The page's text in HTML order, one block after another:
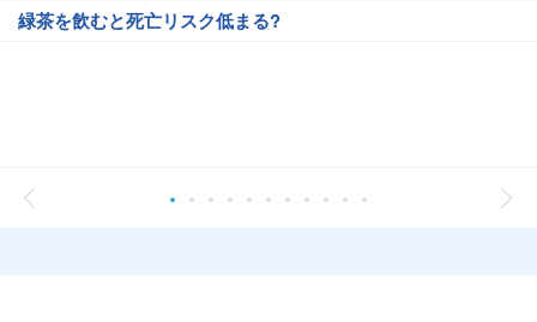
緑茶を飲むと死亡リスク低まる?